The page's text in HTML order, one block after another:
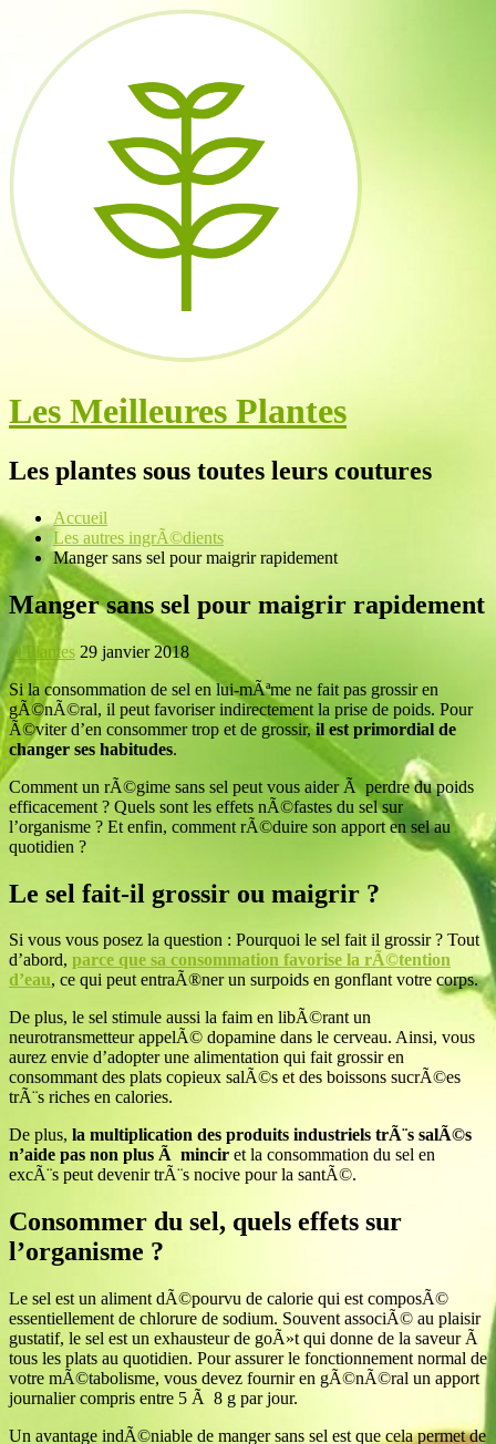
Les Meilleures Plantes
Les plantes sous toutes leurs coutures
Accueil
Les autres ingrÃ©dients
Manger sans sel pour maigrir rapidement
Manger sans sel pour maigrir rapidement
O'Plantes 29 janvier 2018
Si la consommation de sel en lui-mÃªme ne fait pas grossir en
gÃ©nÃ©ral, il peut favoriser indirectement la prise de poids. Pour
Ã©viter d’en consommer trop et de grossir,il est primordial de
changer ses habitudes.
Comment un rÃ©gime sans sel peut vous aider Ã perdre du poids
efficacement ? Quels sont les effets nÃ©fastes du sel sur
l’organisme ? Et enfin, comment rÃ©duire son apport en sel au
quotidien ?
Le sel fait-il grossir ou maigrir ?
Si vous vous posez la question : Pourquoi le sel fait il grossir ? Tout
d’abord, parce que sa consommation favorise la rÃ©tention
d’eau, ce qui peut entraÃ®ner un surpoids en gonflant votre corps.
De plus, le sel stimule aussi la faim en libÃ©rant un
neurotransmetteur appelÃ© dopamine dans le cerveau. Ainsi, vous
aurez envie d’adopter une alimentation qui fait grossir en
consommant des plats copieux salÃ©s et des boissons sucrÃ©es
trÃ¨s riches en calories.
De plus, la multiplication des produits industriels trÃ¨s salÃ©s
n’aide pas non plus Ã mincir et la consommation du sel en
excÃ¨s peut devenir trÃ¨s nocive pour la santÃ©.
Consommer du sel, quels effets sur
l’organisme ?
Le sel est un aliment dÃ©pourvu de calorie qui est composÃ©
essentiellement de chlorure de sodium. Souvent associÃ© au plaisir
gustatif, le sel est un exhausteur de goÃ»t qui donne de la saveur Ã
tous les plats au quotidien. Pour assurer le fonctionnement normal de
votre mÃ©tabolisme, vous devez fournir en gÃ©nÃ©ral un apport
journalier compris entre 5 Ã 8 g par jour.
Un avantage indÃ©niable de manger sans sel est que cela permet de